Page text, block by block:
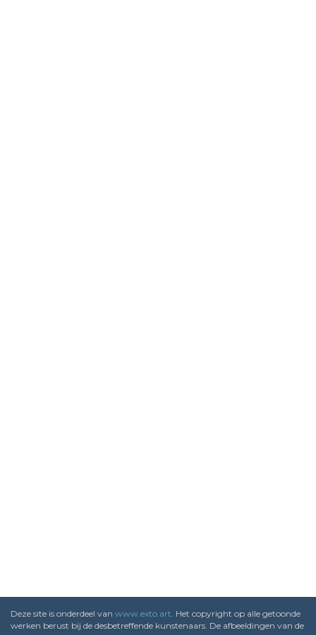
Deze site is onderdeel van www.exto.art. Het copyright op alle getoonde
werken berust bij de desbetreffende kunstenaars. De afbeeldingen van de